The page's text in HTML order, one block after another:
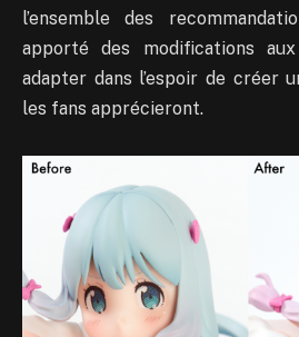
l’ensemble des
apporté des modifications
adapter dans l’espoir de créer
les fans apprécieront.